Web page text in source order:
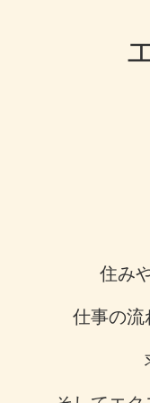
住み
仕事の